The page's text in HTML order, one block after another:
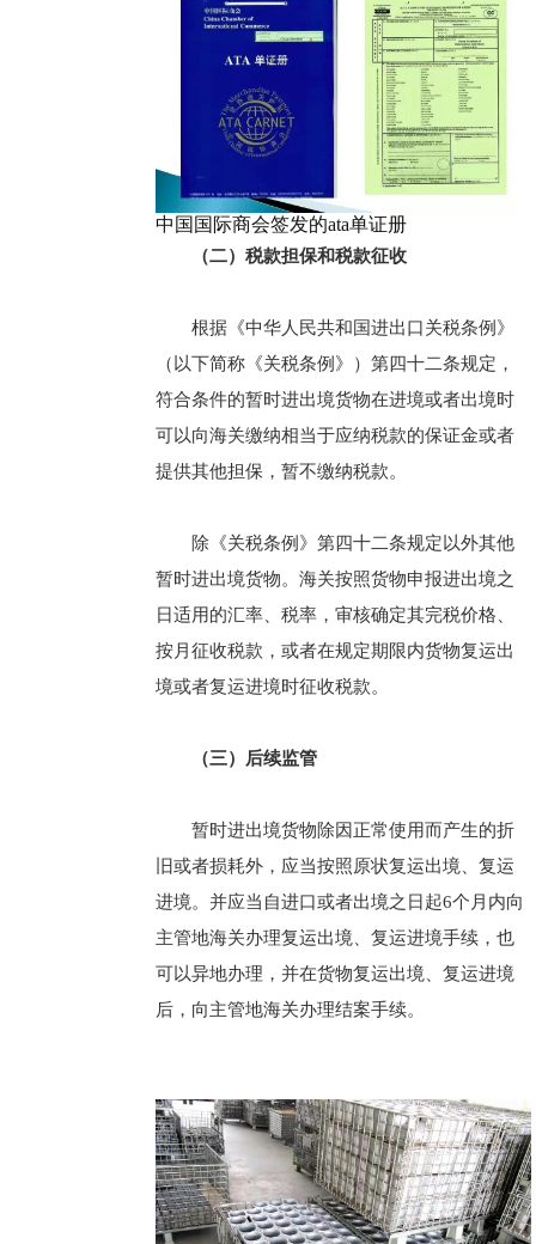
中国国际商会签发的ata单证册
（二）税款担保和税款征收
根据《中华人民共和国进出口关税条例》
（以下简称《关税条例》）第四十二条规定，
符合条件的暂时进出境货物在进境或者出境时
可以向海关缴纳相当于应纳税款的保证金或者
提供其他担保，暂不缴纳税款。
除《关税条例》第四十二条规定以外其他
暂时进出境货物。海关按照货物申报进出境之
日适用的汇率、税率，审核确定其完税价格、
按月征收税款，或者在规定期限内货物复运出
境或者复运进境时征收税款。
（三）后续监管
暂时进出境货物除因正常使用而产生的折
旧或者损耗外，应当按照原状复运出境、复运
进境。并应当自进口或者出境之日起6个月内向
主管地海关办理复运出境、复运进境手续，也
可以异地办理，并在货物复运出境、复运进境
后，向主管地海关办理结案手续。